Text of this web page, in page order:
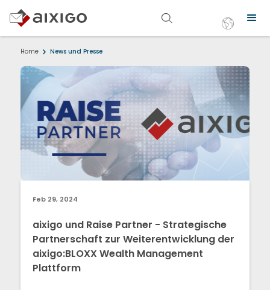
Home News und Presse
Feb 29, 2024
aixigo und Raise Partner - Strategische
Partnerschaft zur Weiterentwicklung der
aixigo:BLOXX Wealth Management
Plattform